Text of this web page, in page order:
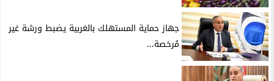
جهاز حماية المستهلك بالغربية يضبط ورشة غير
مُرخصة...